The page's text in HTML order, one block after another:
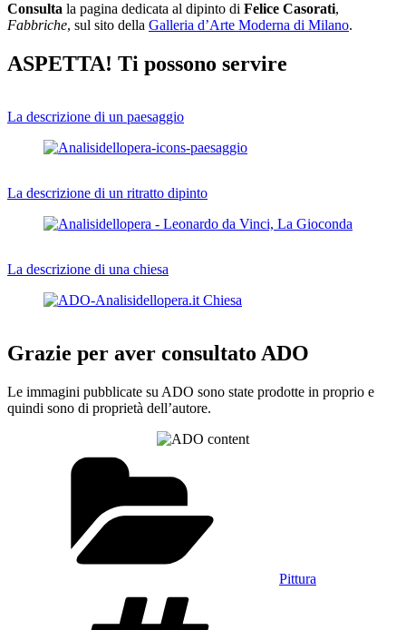
Consulta la pagina dedicata al dipinto di Felice Casorati,
Fabbriche, sul sito della Galleria d’Arte Moderna di Milano.
ASPETTA! Ti possono servire
La descrizione di un paesaggio
La descrizione di un ritratto dipinto
La descrizione di una chiesa
Grazie per aver consultato ADO
Le immagini pubblicate su ADO sono state prodotte in proprio e
quindi sono di proprietà dell’autore.
Pittura